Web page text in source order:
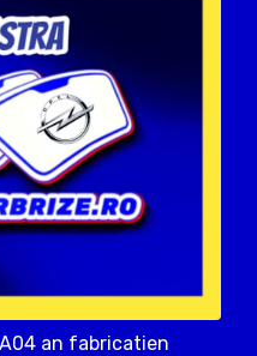
A04 an fabricatien